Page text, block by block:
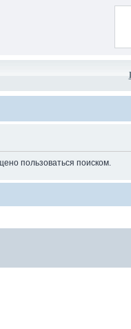
пользоваться поиском.